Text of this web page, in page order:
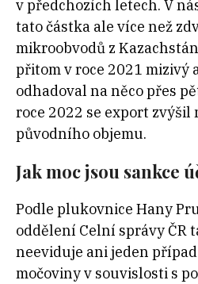
v předchozích letech. V
tato částka ale více než
mikroobvodů z
přitom v roce 2021 mizivý
odhadoval na něco přes
roce 2022 se export zvýšil
původního objemu.
Jak moc jsou sankce
Podle plukovnice Hany
oddělení Celní správy ČR
neeviduje ani jeden
močoviny v souvislosti s